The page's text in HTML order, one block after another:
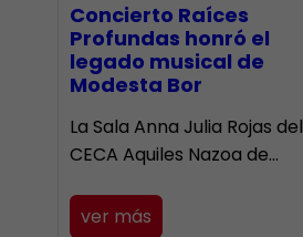
​Concierto Raíces
Profundas honró el
legado musical de
Modesta Bor
La Sala Anna Julia Rojas del
CECA Aquiles Nazoa de…
ver más